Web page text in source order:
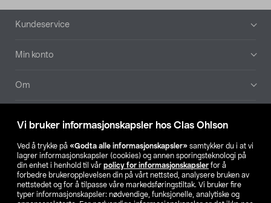
Vi bruker informasjonskapsler hos Clas Ohlson
Ved å trykke på «Godta alle informasjonskapsler» samtykker du i at vi
lagrer informasjonskapsler (cookies) og annen sporingsteknologi på
din enhet i henhold til vår policy for informasjonskapsler for å
forbedre brukeropplevelsen din på vårt nettsted, analysere bruken av
nettstedet og for å tilpasse våre markedsføringstiltak. Vi bruker fire
typer informasjonskapsler: nødvendige, funksjonelle, analytiske og
Bunntekst
Kundeservice
Min konto
Om
Våre selskaper
Finn din butikk